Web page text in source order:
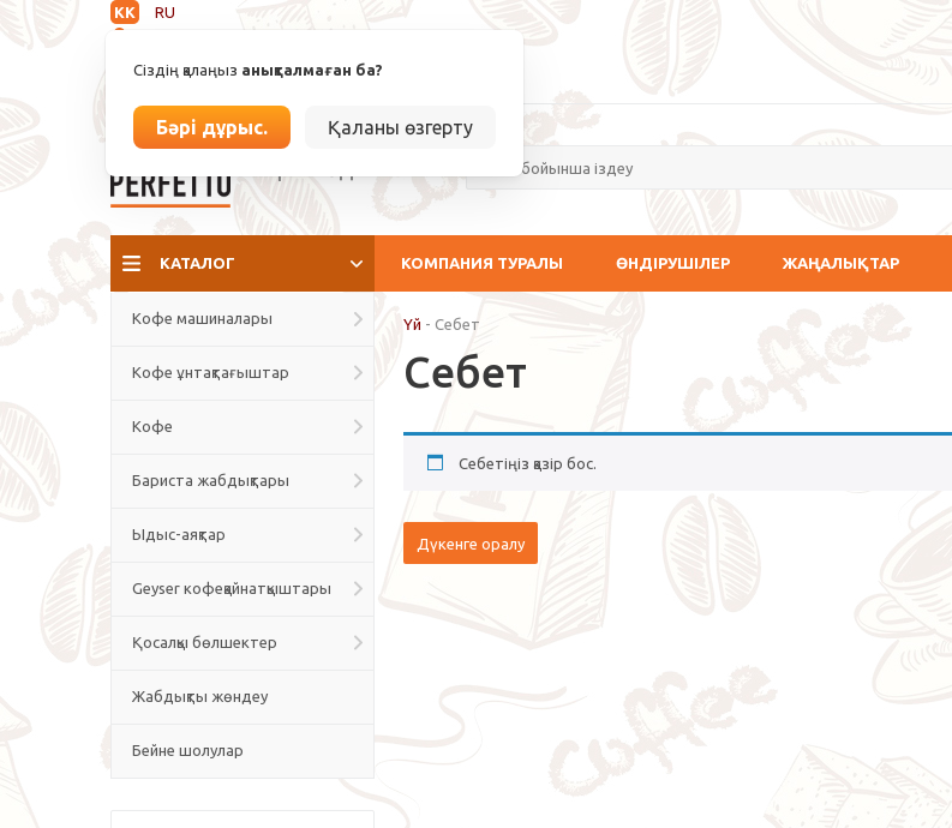
KK
RU
Сіздің қалаңыз анықталмаған ба?
Бәрі дұрыс. Қаланы өзгерту
info@espressoperfetto.kz
КАТАЛОГ КОМПАНИЯ ТУРАЛЫ ӨНДІРУШІЛЕР ЖАҢАЛЫҚТАР
Кофе машиналары
Кофе ұнтақтағыштар
Кофе
Бариста жабдықтары
Ыдыс-аяқтар
Geyser кофеқайнатқыштары
Қосалқы бөлшектер
Жабдықты жөндеу
Бейне шолулар
Үй - Себет
Себет
Себетіңіз қазір бос.
Дүкенге оралу